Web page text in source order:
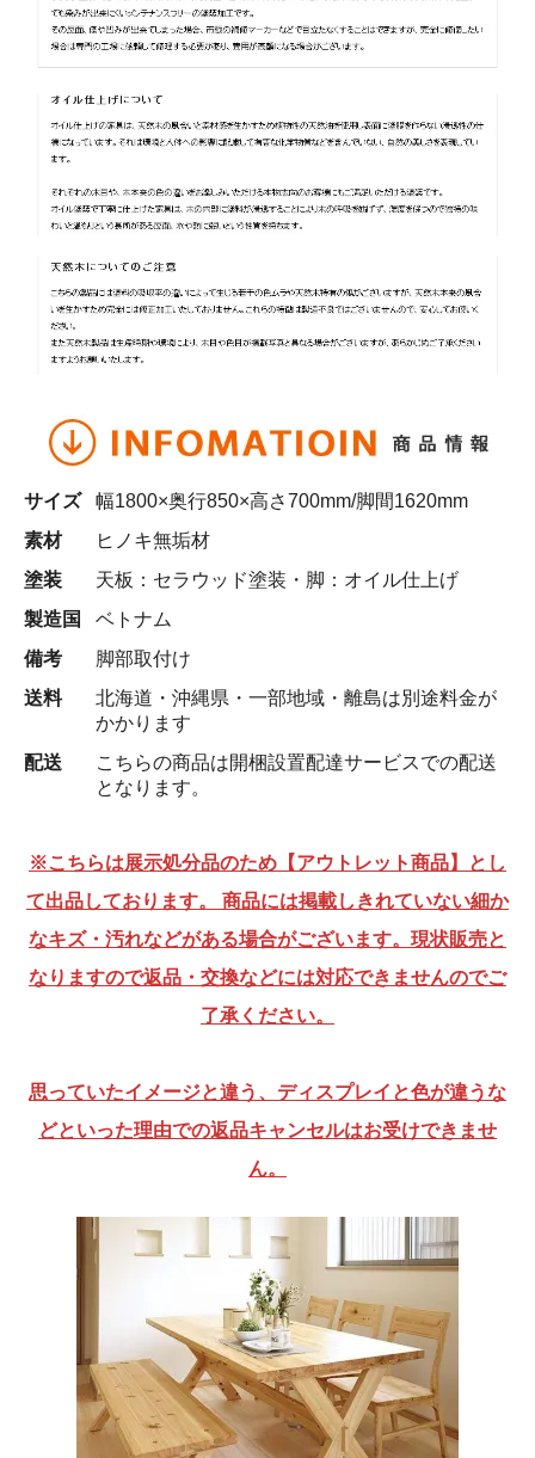
サイズ
幅1800×奥行850×高さ700mm/脚間1620mm
素材
ヒノキ無垢材
塗装
天板：セラウッド塗装・脚：オイル仕上げ
製造国
ベトナム
備考
脚部取付け
送料
北海道・沖縄県・一部地域・離島は別途料金が
かかります
配送
こちらの商品は開梱設置配達サービスでの配送
となります。
※こちらは展示処分品のため【アウトレット商品】とし
て出品しております。 商品には掲載しきれていない細か
なキズ・汚れなどがある場合がございます。現状販売と
なりますので返品・交換などには対応できませんのでご
了承ください。
思っていたイメージと違う、ディスプレイと色が違うな
どといった理由での返品キャンセルはお受けできませ
ん。